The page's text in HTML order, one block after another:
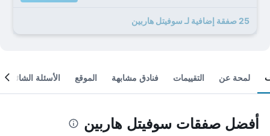
25 صفقة إضافية لـ سوفيتل هاربين
لمحة عن التقييمات فنادق مشابهة الموقع الأسئلة الشائعة
أفضل صفقات سوفيتل هاربين